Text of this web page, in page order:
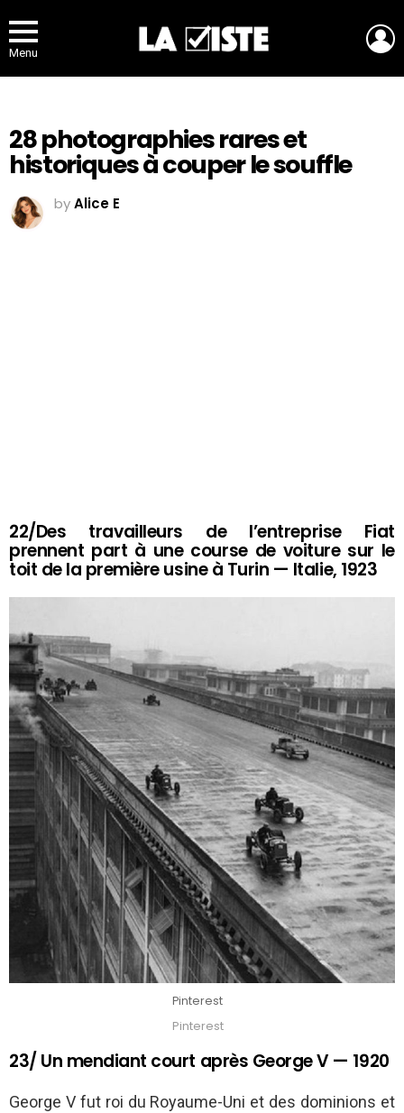
Menu
28 photographies rares et
historiques à couper le souffle
byAlice E
22/Des travailleurs de l’entreprise Fiat
prennent part à une course de voiture sur le
toit de la première usine à Turin — Italie, 1923
Pinterest
Pinterest
23/ Un mendiant court après George V — 1920
George V fut roi du Royaume-Uni et des dominions et